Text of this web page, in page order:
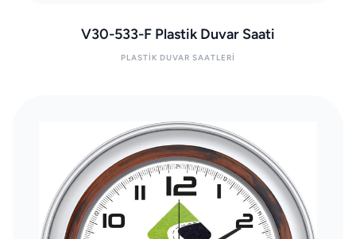
V30-533-F Plastik Duvar Saati
PLASTIK DUVAR SAATLERI